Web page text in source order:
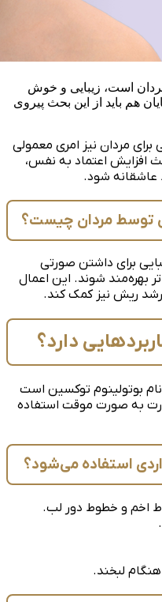
است، زیبایی و خوش
هم باید از این بحث پیروی
برای مردان نیز امری معمولی
افزایش اعتماد به نفس،
عاشقانه شود.
توسط مردان چیست؟
برای داشتن صورتی
بهره‌مند شوند. این اعمال
ریش نیز کمک کند.
دارد؟
بوتولینوم توکسین است
به صورت موقت استفاده
استفاده می‌شود؟
اخم و خطوط دور لب.
لبخند.